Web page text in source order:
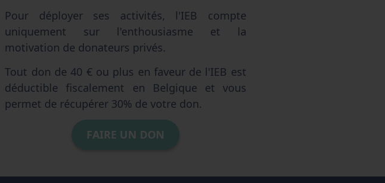
Pour déployer ses activités, l'IEB compte
uniquement sur l'enthousiasme et la
motivation de donateurs privés.
Tout don de 40 € ou plus en faveur de l'IEB est
déductible fiscalement en Belgique et vous
permet de récupérer 30% de votre don.
FAIRE UN DON